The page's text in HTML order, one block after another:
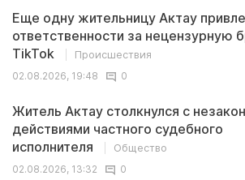
Еще одну жительницу Актау
ответственности за нецензурную
TikTok
Происшествия
02.08.2026, 19:48
0
Житель Актау столкнулся с
действиями частного судебного
исполнителя
Общество
02.08.2026, 13:32
0